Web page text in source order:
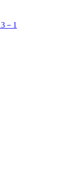
－1